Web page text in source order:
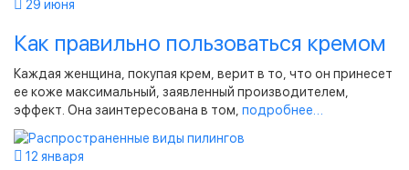
29 июня
Как правильно пользоваться кремом
Каждая женщина, покупая крем, верит в то, что он принесет
ее коже максимальный, заявленный производителем,
эффект. Она заинтересована в том, подробнее…
12 января